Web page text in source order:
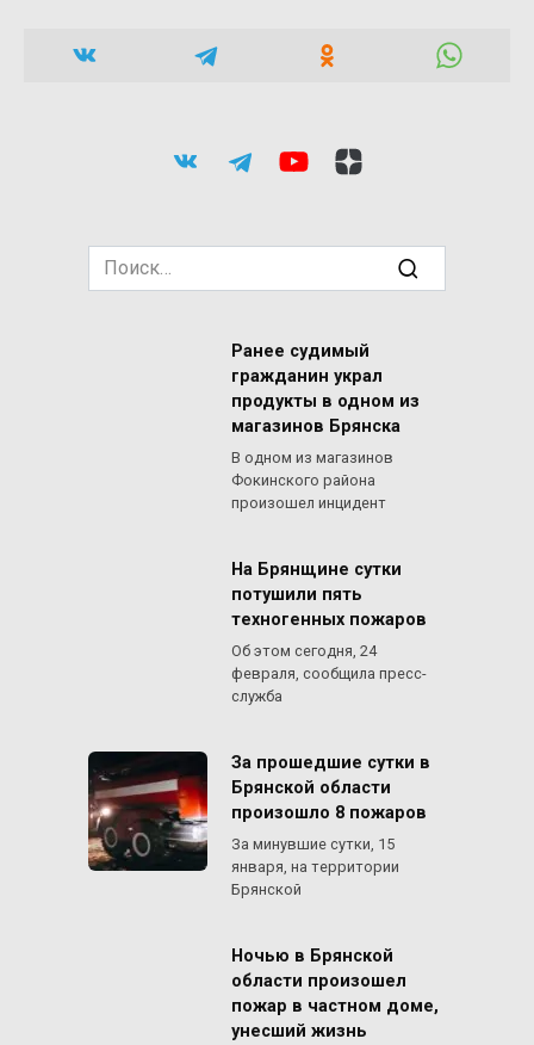
Search
for:
Ранее судимый
гражданин украл
продукты в одном из
магазинов Брянска
В одном из магазинов
Фокинского района
произошел инцидент
На Брянщине сутки
потушили пять
техногенных пожаров
Об этом сегодня, 24
февраля, сообщила пресс-
служба
За прошедшие сутки в
Брянской области
произошло 8 пожаров
За минувшие сутки, 15
января, на территории
Брянской
Ночью в Брянской
области произошел
пожар в частном доме,
унесший жизнь